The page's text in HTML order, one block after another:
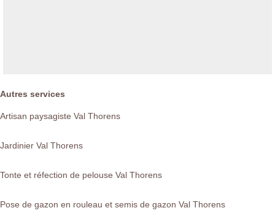
Autres services
Artisan paysagiste Val Thorens
Jardinier Val Thorens
Tonte et réfection de pelouse Val Thorens
Pose de gazon en rouleau et semis de gazon Val Thorens